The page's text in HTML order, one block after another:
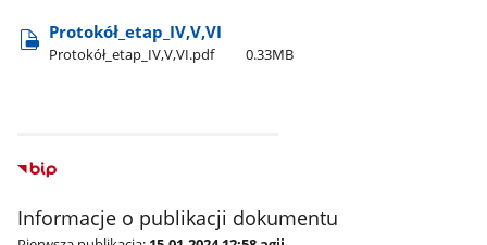
Protokół​_etap​_IV,V,VI
Protokół​_etap​_IV,V,VI.pdf 0.33MB
Informacje o publikacji dokumentu